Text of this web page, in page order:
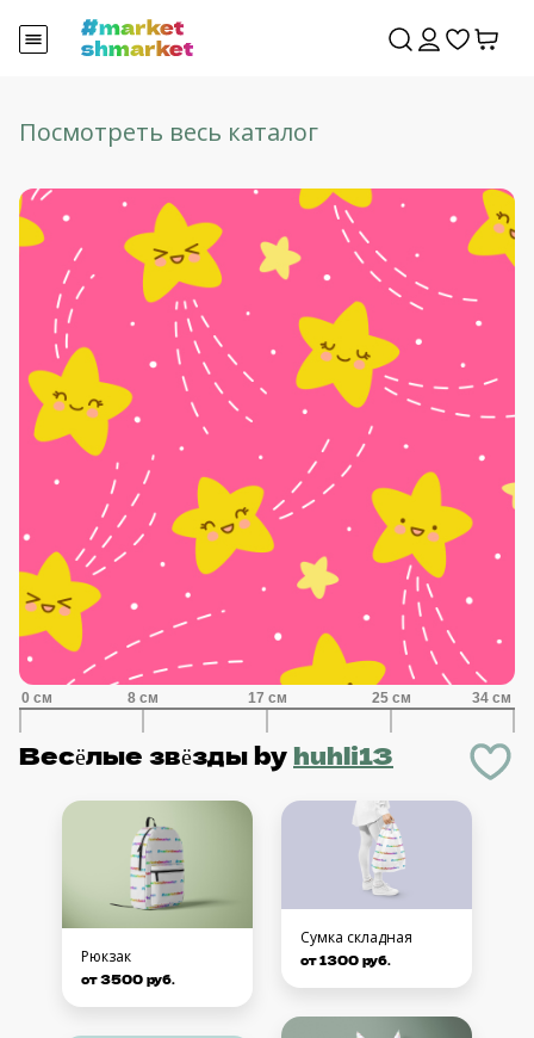
Посмотреть весь каталог
Весёлые звёздыbyhuhli13
Рюкзак
от 3500 руб.
Сумка складная
от 1300 руб.